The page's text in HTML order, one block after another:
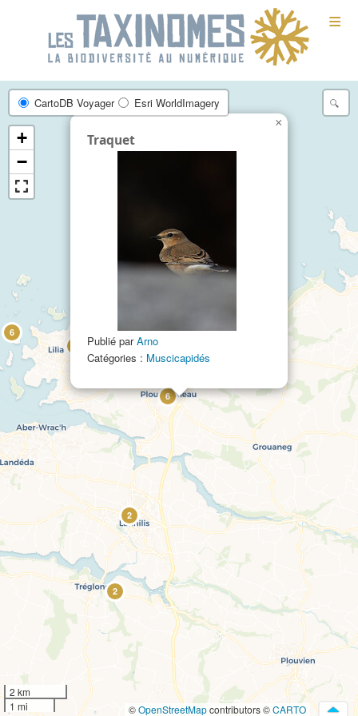
≡
2
2
6
6
Traquet
Publié parArno
Catégories : Muscicapidés
×
CartoDB Voyager Esri WorldImagery
+
−
2 km
1 mi
©OpenStreetMapcontributors ©CARTO